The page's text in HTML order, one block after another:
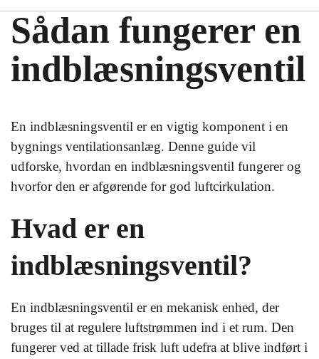
Sådan fungerer en
indblæsningsventil
En indblæsningsventil er en vigtig komponent i en
bygnings ventilationsanlæg. Denne guide vil
udforske, hvordan en indblæsningsventil fungerer og
hvorfor den er afgørende for god luftcirkulation.
Hvad er en
indblæsningsventil?
En indblæsningsventil er en mekanisk enhed, der
bruges til at regulere luftstrømmen ind i et rum. Den
fungerer ved at tillade frisk luft udefra at blive indført i